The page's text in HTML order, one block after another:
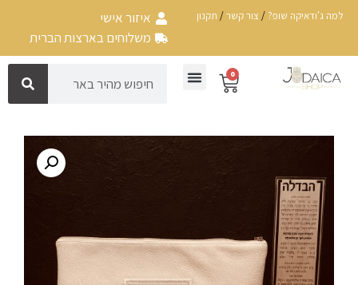
למה ג'ודאיקה שופ? / צור קשר/ תקנון
איזור אישי
משלוחים בארצות הברית
0